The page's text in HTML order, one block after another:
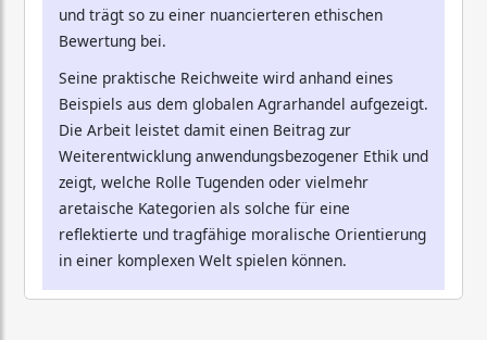
und trägt so zu einer nuancierteren ethischen
Bewertung bei.
Seine praktische Reichweite wird anhand eines
Beispiels aus dem globalen Agrarhandel aufgezeigt.
Die Arbeit leistet damit einen Beitrag zur
Weiterentwicklung anwendungsbezogener Ethik und
zeigt, welche Rolle Tugenden oder vielmehr
aretaische Kategorien als solche für eine
reflektierte und tragfähige moralische Orientierung
in einer komplexen Welt spielen können.